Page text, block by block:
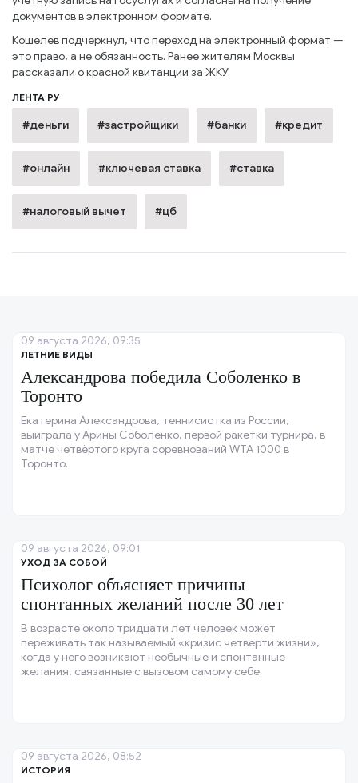
документов в электронном формате.
Кошелев подчеркнул, что переход на электронный формат —
это право, а не обязанность. Ранее жителям Москвы
рассказали о красной квитанции за ЖКУ.
ЛЕНТА РУ
#деньги #застройщики #банки #кредит
#онлайн #ключевая ставка #ставка
#налоговый вычет #цб
ЛЕТНИЕ ВИДЫ
Александрова победила Соболенко в
Торонто
Екатерина Александрова, теннисистка из России,
выиграла у Арины Соболенко, первой ракетки турнира, в
матче четвёртого круга соревнований WTA 1000 в
Торонто.
09 августа 2026, 09:35
УХОД ЗА СОБОЙ
Психолог объясняет причины
спонтанных желаний после 30 лет
В возрасте около тридцати лет человек может
переживать так называемый «кризис четверти жизни»,
когда у него возникают необычные и спонтанные
желания, связанные с вызовом самому себе.
09 августа 2026, 09:01
ИСТОРИЯ
09 августа 2026, 08:52